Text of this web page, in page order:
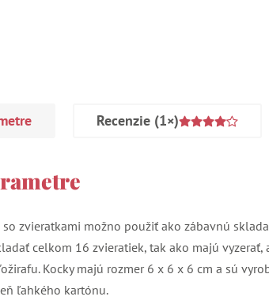
Recenzie (1×)
zvieratkami možno použiť ako zábavnú
celkom 16 zvieratiek, tak ako majú
Kocky majú rozmer 6 x 6 x 6 cm a sú
ľahkého kartónu.